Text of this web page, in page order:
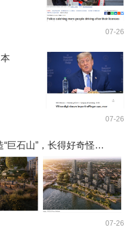
07-26
07-26
巨石山”，长得好奇怪…
07-26